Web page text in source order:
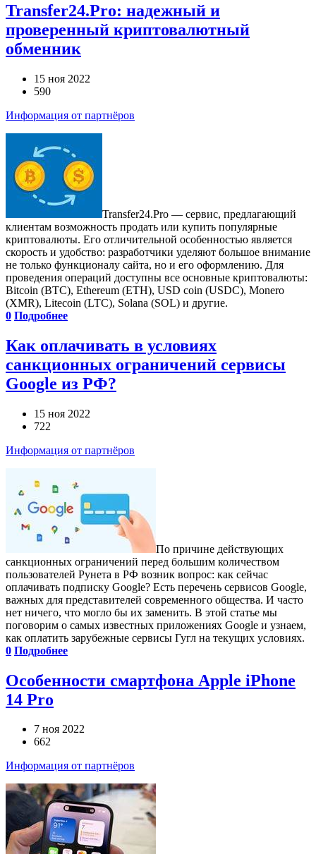
Transfer24.Pro: надежный и
проверенный криптовалютный
обменник
15 ноя 2022
590
Информация от партнёров
Transfer24.Pro — сервис, предлагающий
клиентам возможность продать или купить популярные
криптовалюты. Его отличительной особенностью является
скорость и удобство: разработчики уделяют большое внимание
не только функционалу сайта, но и его оформлению. Для
проведения операций доступны все основные криптовалюты:
Bitcoin (BTC), Ethereum (ETH), USD coin (USDC), Monero
(XMR), Litecoin (LTC), Solana (SOL) и другие.
0 Подробнее
Как оплачивать в условиях
санкционных ограничений сервисы
Google из РФ?
15 ноя 2022
722
Информация от партнёров
По причине действующих
санкционных ограничений перед большим количеством
пользователей Рунета в РФ возник вопрос: как сейчас
оплачивать подписку Google? Есть перечень сервисов Google,
важных для представителей современного общества. И часто
нет ничего, что могло бы их заменить. В этой статье мы
поговорим о самых известных приложениях Google и узнаем,
как оплатить зарубежные сервисы Гугл на текущих условиях.
0 Подробнее
Особенности смартфона Apple iPhone
14 Pro
7 ноя 2022
662
Информация от партнёров